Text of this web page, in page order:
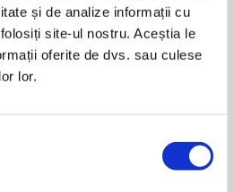
și de analize informații cu
site-ul nostru. Aceștia le
oferite de dvs. sau culese
lor.